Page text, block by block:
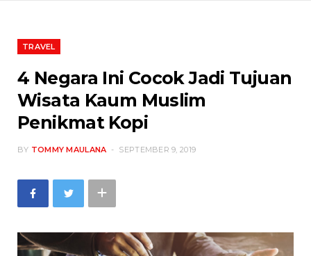
TRAVEL
4 Negara Ini Cocok Jadi Tujuan
Wisata Kaum Muslim
Penikmat Kopi
BY TOMMY MAULANA SEPTEMBER 9, 2019